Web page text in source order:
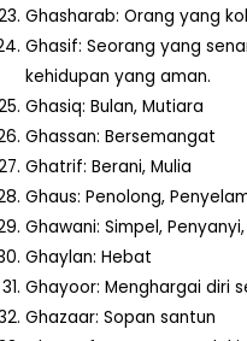
Ghasharab: Orang yang
Ghasif: Seorang yang
kehidupan yang aman.
Ghasiq: Bulan, Mutiara
Ghassan: Bersemangat
Ghatrif: Berani, Mulia
Ghaus: Penolong,
Ghawani: Simpel, Penyanyi,
Ghaylan: Hebat
Ghayoor: Menghargai diri
Ghazaar: Sopan santun